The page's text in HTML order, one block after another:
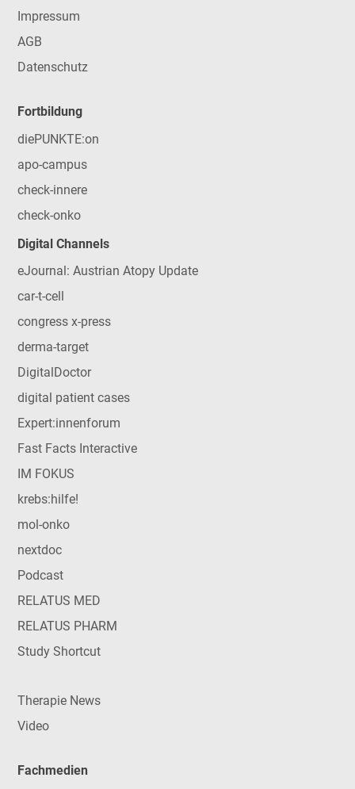
Impressum
AGB
Datenschutz
Fortbildung
diePUNKTE:on
apo-campus
check-innere
check-onko
Digital Channels
eJournal: Austrian Atopy Update
car-t-cell
congress x-press
derma-target
DigitalDoctor
digital patient cases
Expert:innenforum
Fast Facts Interactive
IM FOKUS
krebs:hilfe!
mol-onko
nextdoc
Podcast
RELATUS MED
RELATUS PHARM
Study Shortcut
Therapie News
Video
Fachmedien